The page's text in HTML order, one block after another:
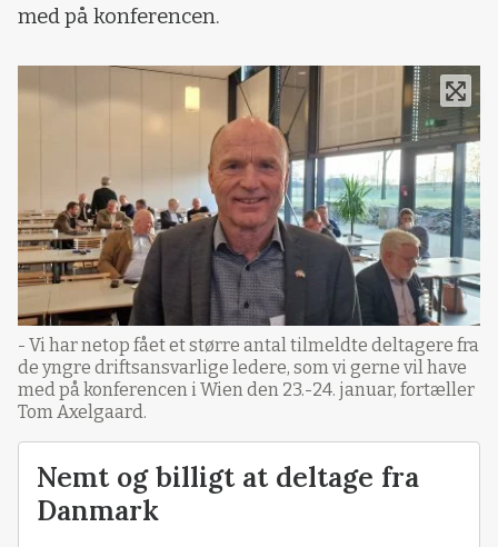
med på konferencen.
- Vi har netop fået et større antal tilmeldte deltagere fra
de yngre driftsansvarlige ledere, som vi gerne vil have
med på konferencen i Wien den 23.-24. januar, fortæller
Tom Axelgaard.
Nemt og billigt at deltage fra
Danmark